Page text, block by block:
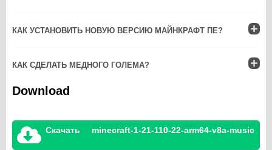
КАК УСТАНОВИТЬ НОВУЮ ВЕРСИЮ МАЙНКРАФТ ПЕ?
КАК СДЕЛАТЬ МЕДНОГО ГОЛЕМА?
Download
Скачать minecraft-1-21-110-22-arm64-v8a-music